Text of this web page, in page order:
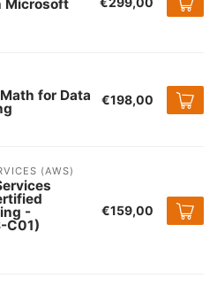
Microsoft
for Data €198,00
(AWS)
-
C01)
€159,00